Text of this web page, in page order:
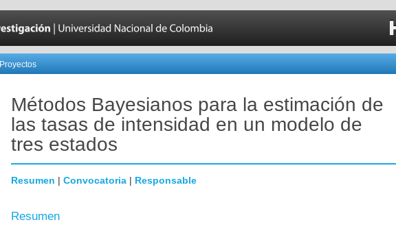
Proyectos
Métodos Bayesianos para la estimación de
las tasas de intensidad en un modelo de
tres estados
Resumen | Convocatoria | Responsable
Resumen